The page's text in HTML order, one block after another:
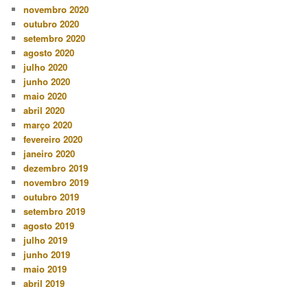
novembro 2020
outubro 2020
setembro 2020
agosto 2020
julho 2020
junho 2020
maio 2020
abril 2020
março 2020
fevereiro 2020
janeiro 2020
dezembro 2019
novembro 2019
outubro 2019
setembro 2019
agosto 2019
julho 2019
junho 2019
maio 2019
abril 2019